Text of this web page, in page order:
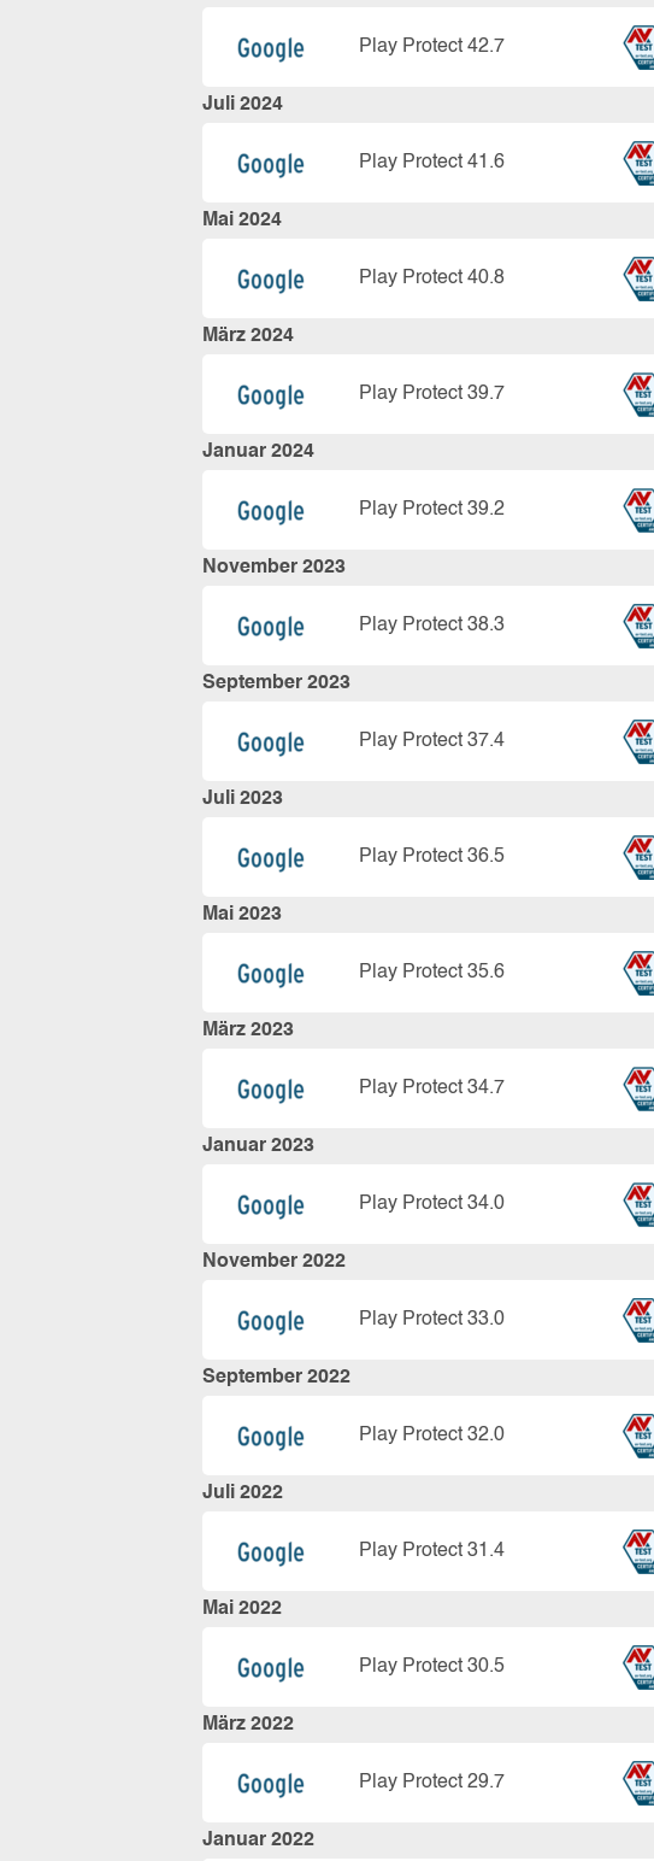
Play Protect 42.7
Juli 2024
Play Protect 41.6
Mai 2024
Play Protect 40.8
März 2024
Play Protect 39.7
Januar 2024
Play Protect 39.2
November 2023
Play Protect 38.3
September 2023
Play Protect 37.4
Juli 2023
Play Protect 36.5
Mai 2023
Play Protect 35.6
März 2023
Play Protect 34.7
Januar 2023
Play Protect 34.0
November 2022
Play Protect 33.0
September 2022
Play Protect 32.0
Juli 2022
Play Protect 31.4
Mai 2022
Play Protect 30.5
März 2022
Play Protect 29.7
Januar 2022